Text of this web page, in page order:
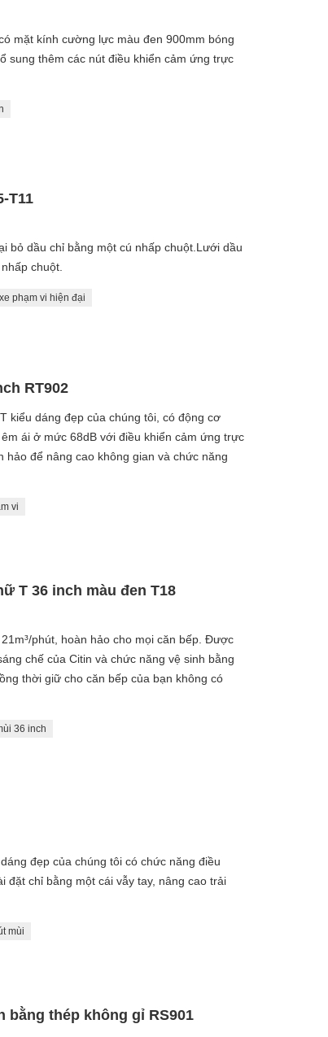
mặt kính cường lực màu đen 900mm bóng
sung thêm các nút điều khiển cảm ứng trực
T11
bỏ dầu chỉ bằng một cú nhấp chuột.Lưới dầu
chuột.
phạm vi hiện đại
RT902
kiểu dáng đẹp của chúng tôi, có động cơ
ái ở mức 68dB với điều khiển cảm ứng trực
hảo để nâng cao không gian và chức năng
vi
T 36 inch màu đen T18
phút, hoàn hảo cho mọi căn bếp. Được
chế của Citin và chức năng vệ sinh bằng
thời giữ cho căn bếp của bạn không có
36 inch
đẹp của chúng tôi có chức năng điều
đặt chỉ bằng một cái vẫy tay, nâng cao trải
mùi
bằng thép không gỉ RS901